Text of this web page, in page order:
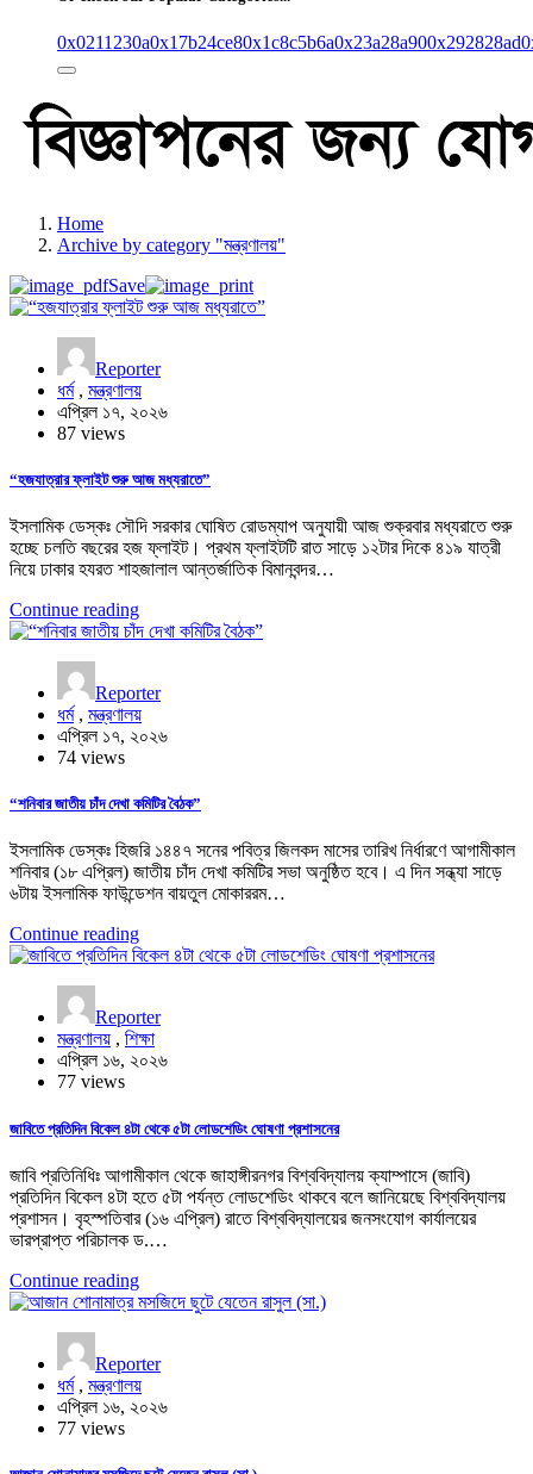
0x0211230a0x17b24ce80x1c8c5b6a0x23a28a900x292828ad
Home
Archive by category "মন্ত্রণালয়"
Save
Reporter
ধর্ম, মন্ত্রণালয়
এপ্রিল ১৭, ২০২৬
87 views
“হজযাত্রার ফ্লাইট শুরু আজ মধ্যরাতে”
ইসলামিক ডেস্কঃ সৌদি সরকার ঘোষিত রোডম্যাপ অনুযায়ী আজ শুক্রবার মধ্যরাতে শুরু
হচ্ছে চলতি বছরের হজ ফ্লাইট। প্রথম ফ্লাইটটি রাত সাড়ে ১২টার দিকে ৪১৯ যাত্রী
নিয়ে ঢাকার হযরত শাহজালাল আন্তর্জাতিক বিমানবন্দর…
Continue reading
Reporter
ধর্ম, মন্ত্রণালয়
এপ্রিল ১৭, ২০২৬
74 views
“শনিবার জাতীয় চাঁদ দেখা কমিটির বৈঠক”
ইসলামিক ডেস্কঃ হিজরি ১৪৪৭ সনের পবিত্র জিলকদ মাসের তারিখ নির্ধারণে আগামীকাল
শনিবার (১৮ এপ্রিল) জাতীয় চাঁদ দেখা কমিটির সভা অনুষ্ঠিত হবে। এ দিন সন্ধ্যা সাড়ে
৬টায় ইসলামিক ফাউন্ডেশন বায়তুল মোকাররম…
Continue reading
Reporter
মন্ত্রণালয় , শিক্ষা
এপ্রিল ১৬, ২০২৬
77 views
জাবিতে প্রতিদিন বিকেল ৪টা থেকে ৫টা লোডশেডিং ঘোষণা প্রশাসনের
জাবি প্রতিনিধিঃ আগামীকাল থেকে জাহাঙ্গীরনগর বিশ্ববিদ্যালয় ক্যাম্পাসে (জাবি)
প্রতিদিন বিকেল ৪টা হতে ৫টা পর্যন্ত লোডশেডিং থাকবে বলে জানিয়েছে বিশ্ববিদ্যালয়
প্রশাসন। বৃহস্পতিবার (১৬ এপ্রিল) রাতে বিশ্ববিদ্যালয়ের জনসংযোগ কার্যালয়ের
ভারপ্রাপ্ত পরিচালক ড.…
Continue reading
Reporter
ধর্ম, মন্ত্রণালয়
এপ্রিল ১৬, ২০২৬
77 views